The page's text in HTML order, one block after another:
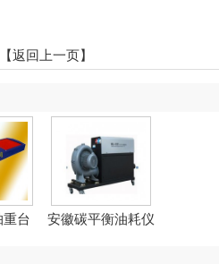
【返回上一页】
重台 安徽碳平衡油耗仪